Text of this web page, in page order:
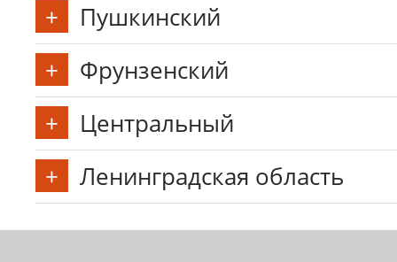
Пушкинский
Фрунзенский
Центральный
Ленинградская область